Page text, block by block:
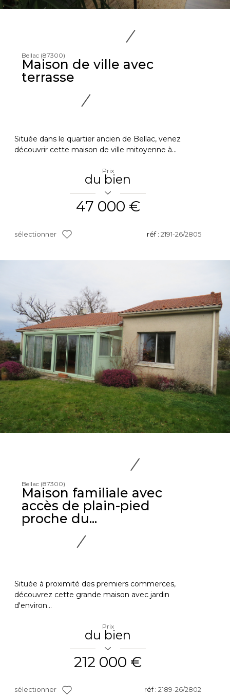
Bellac (87300)
Maison de ville avec
terrasse
Située dans le quartier ancien de Bellac, venez
découvrir cette maison de ville mitoyenne à...
Prix
du bien
47 000 €
sélectionner réf : 2191-26/2805
Bellac (87300)
Maison familiale avec
accès de plain-pied
proche du...
Située à proximité des premiers commerces,
découvrez cette grande maison avec jardin
d'environ...
Prix
du bien
212 000 €
sélectionner réf : 2189-26/2802